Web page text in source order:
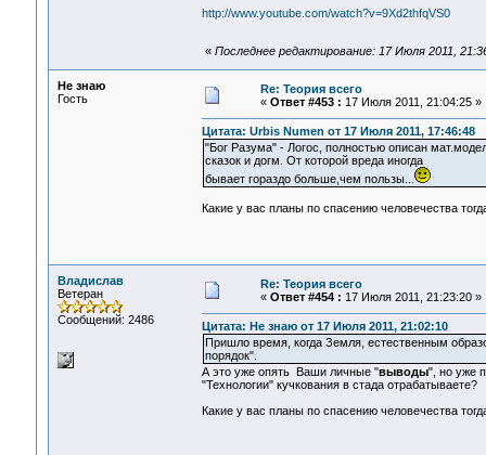
http://www.youtube.com/watch?v=9Xd2thfqVS0
« Последнее редактирование: 17 Июля 2011,
Не знаю
Гость
Re: Теория всего
« Ответ #453 : 17 Июля 2011, 21:04:25 »
Цитата: Urbis Numen от 17 Июля 2011, 17:46:48
"Бог Разума" - Логос, полностью описан
сказок и догм. От которой вреда иногда
бывает гораздо больше,чем пользы...
Какие у вас планы по спасению человечества
Владислав
Ветеран
Сообщений: 2486
Re: Теория всего
« Ответ #454 : 17 Июля 2011, 21:23:20 »
Цитата: Не знаю от 17 Июля 2011, 21:02:10
Пришло время, когда Земля, естественным
порядок".
А это уже опять Ваши личные "выводы", но уже
"Технологии" кучкования в стада отрабатываете?
Какие у вас планы по спасению человечества